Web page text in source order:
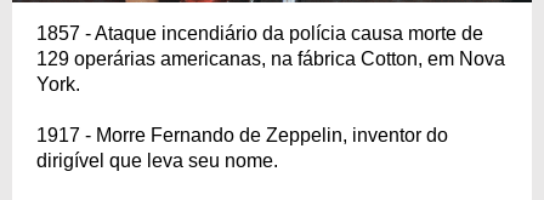
1857 - Ataque incendiário da polícia causa morte de
129 operárias americanas, na fábrica Cotton, em Nova
York.
1917 - Morre Fernando de Zeppelin, inventor do
dirigível que leva seu nome.